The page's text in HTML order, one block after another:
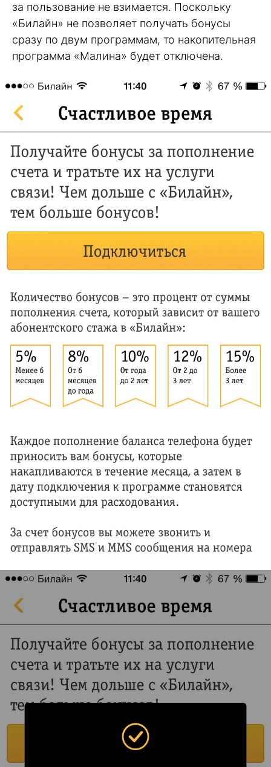
за пользование не взимается. Поскольку
«Билайн» не позволяет получать бонусы
сразу по двум программам, то накопительная
программа «Малина» будет отключена.